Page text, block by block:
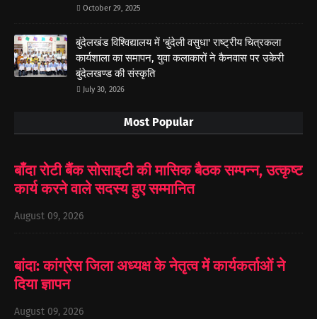
October 29, 2025
बुंदेलखंड विश्विद्यालय में 'बुंदेली वसुधा' राष्ट्रीय चित्रकला
कार्यशाला का समापन, युवा कलाकारों ने कैनवास पर उकेरी
बुंदेलखण्ड की संस्कृति
July 30, 2026
Most Popular
बाँदा रोटी बैंक सोसाइटी की मासिक बैठक सम्पन्न, उत्कृष्ट
कार्य करने वाले सदस्य हुए सम्मानित
August 09, 2026
बांदा: कांग्रेस जिला अध्यक्ष के नेतृत्व में कार्यकर्ताओं ने
दिया ज्ञापन
August 09, 2026